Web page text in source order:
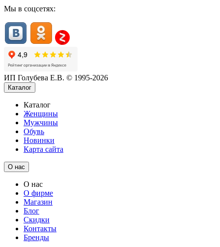
Мы в соцсетях:
ИП Голубева Е.В. © 1995-2026
Каталог
Каталог
Женщины
Мужчины
Обувь
Новинки
Карта сайта
О нас
О нас
О фирме
Магазин
Блог
Скидки
Контакты
Бренды